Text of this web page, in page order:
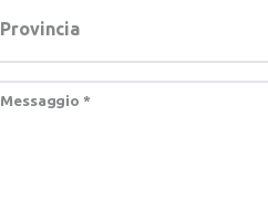
Provincia
Messaggio *